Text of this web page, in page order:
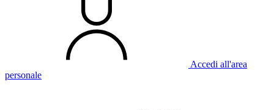
Accedi all'area
personale